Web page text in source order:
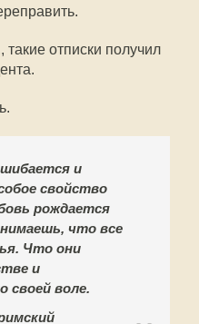
такие отписки получил
и
свойство
рождается
что все
Что они
и
своей воле.